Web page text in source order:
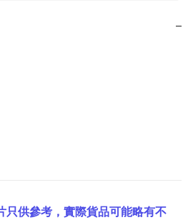
−
供參考，實際貨品可能略有不